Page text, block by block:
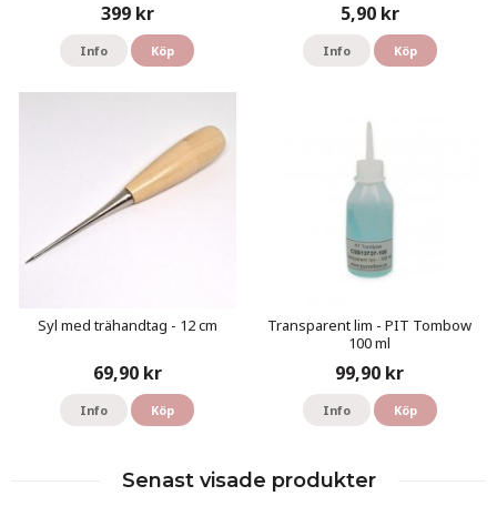
399 kr
Info Köp
5,90 kr
Info Köp
Syl med trähandtag - 12 cm
69,90 kr
Info Köp
Transparent lim - PIT Tombow
100 ml
99,90 kr
Info Köp
Senast visade produkter